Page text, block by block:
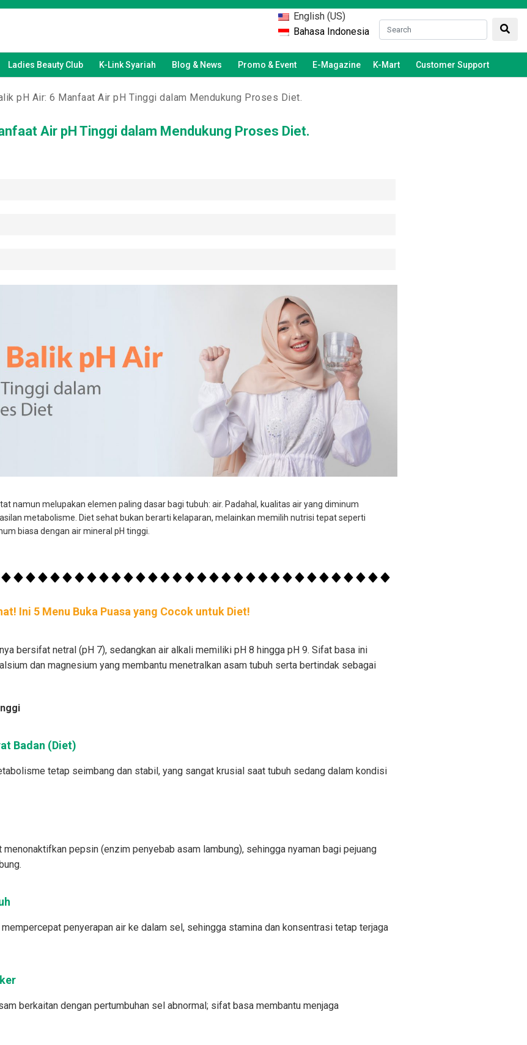
English (US)
Bahasa Indonesia
Ladies Beauty Club K-Link Syariah Blog & News Promo & Event E-Magazine K-Mart Customer Support
pH Air: 6 Manfaat Air pH Tinggi dalam Mendukung Proses Diet.
Air pH Tinggi dalam Mendukung Proses Diet.
namun melupakan elemen paling dasar bagi tubuh: air. Padahal, kualitas air yang diminum
metabolisme. Diet sehat bukan berarti kelaparan, melainkan memilih nutrisi tepat seperti
biasa dengan air mineral pH tinggi.
Ini 5 Menu Buka Puasa yang Cocok untuk Diet!
bersifat netral (pH 7), sedangkan air alkali memiliki pH 8 hingga pH 9. Sifat basa ini
dan magnesium yang membantu menetralkan asam tubuh serta bertindak sebagai
Badan (Diet)
tetap seimbang dan stabil, yang sangat krusial saat tubuh sedang dalam kondisi
pepsin (enzim penyebab asam lambung), sehingga nyaman bagi pejuang
penyerapan air ke dalam sel, sehingga stamina dan konsentrasi tetap terjaga
berkaitan dengan pertumbuhan sel abnormal; sifat basa membantu menjaga